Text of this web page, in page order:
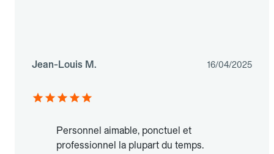
Jean-Louis M. 16/04/2025
Personnel aimable, ponctuel et
professionnel la plupart du temps.